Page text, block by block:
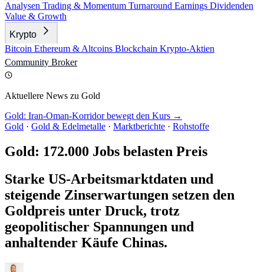
Analysen Trading & Momentum Turnaround Earnings Dividenden
Value & Growth
Krypto
Bitcoin Ethereum & Altcoins Blockchain Krypto-Aktien
Community Broker
Aktuellere News zu Gold
Gold: Iran-Oman-Korridor bewegt den Kurs →
Gold · Gold & Edelmetalle · Marktberichte · Rohstoffe
Gold: 172.000 Jobs belasten Preis
Starke US-Arbeitsmarktdaten und
steigende Zinserwartungen setzen den
Goldpreis unter Druck, trotz
geopolitischer Spannungen und
anhaltender Käufe Chinas.